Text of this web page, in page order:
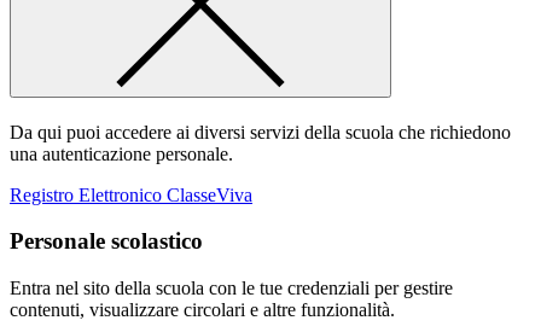
Da qui puoi accedere ai diversi servizi della scuola che richiedono
una autenticazione personale.
Registro Elettronico ClasseViva
Personale scolastico
Entra nel sito della scuola con le tue credenziali per gestire
contenuti, visualizzare circolari e altre funzionalità.